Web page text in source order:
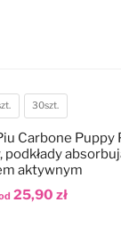
30szt.
25,90 zł
Carbone Puppy
aktywnym